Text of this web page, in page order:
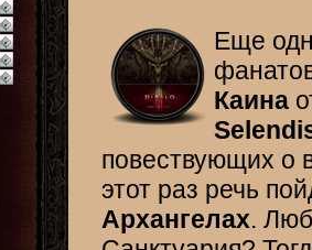
Еще
Каина
повествующих о
этот раз речь
Архангелах.